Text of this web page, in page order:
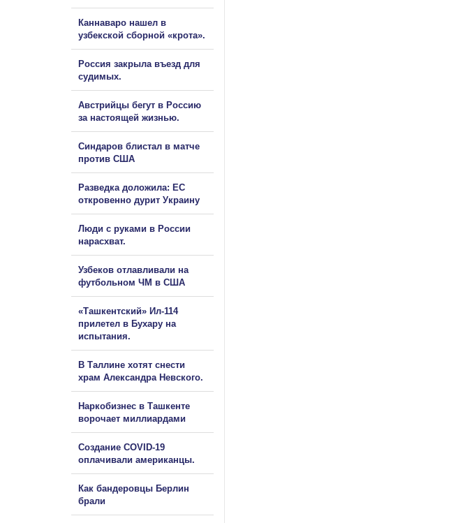
Каннаваро нашел в
узбекской сборной «крота».
Россия закрыла въезд для
судимых.
Австрийцы бегут в Россию
за настоящей жизнью.
Синдаров блистал в матче
против США
Разведка доложила: ЕС
откровенно дурит Украину
Люди с руками в России
нарасхват.
Узбеков отлавливали на
футбольном ЧМ в США
«Ташкентский» Ил-114
прилетел в Бухару на
испытания.
В Таллине хотят снести
храм Александра Невского.
Наркобизнес в Ташкенте
ворочает миллиардами
Создание COVID-19
оплачивали американцы.
Как бандеровцы Берлин
брали